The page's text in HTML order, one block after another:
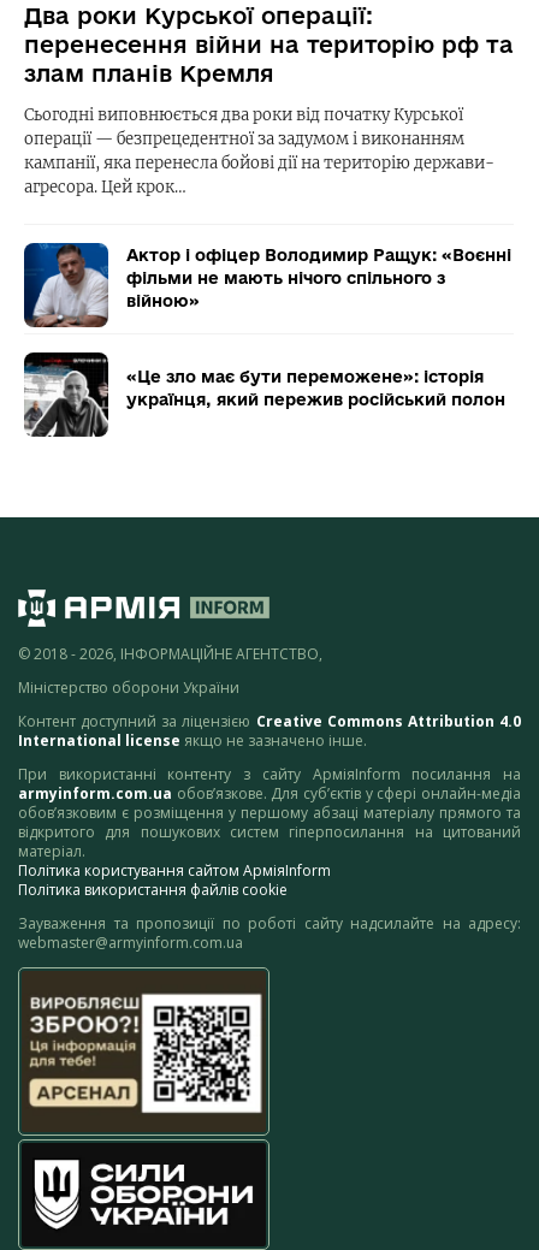
Два роки Курської операції:
перенесення війни на територію рф та
злам планів Кремля
Сьогодні виповнюється два роки від початку Курської
операції — безпрецедентної за задумом і виконанням
кампанії, яка перенесла бойові дії на територію держави-
агресора. Цей крок…
Актор і офіцер Володимир Ращук: «Воєнні
фільми не мають нічого спільного з
війною»
«Це зло має бути переможене»: історія
українця, який пережив російський полон
© 2018 - 2026, ІНФОРМАЦІЙНЕ АГЕНТСТВО,
Міністерство оборони України
Контент доступний за ліцензією Creative Commons Attribution 4.0
International license якщо не зазначено інше.
При використанні контенту з сайту АрміяInform посилання на
armyinform.com.ua обов’язкове. Для суб’єктів у сфері онлайн-медіа
обов’язковим є розміщення у першому абзаці матеріалу прямого та
відкритого для пошукових систем гіперпосилання на цитований
матеріал.
Політика користування сайтом АрміяInform
Політика використання файлів cookie
Зауваження та пропозиції по роботі сайту надсилайте на адресу:
webmaster@armyinform.com.ua